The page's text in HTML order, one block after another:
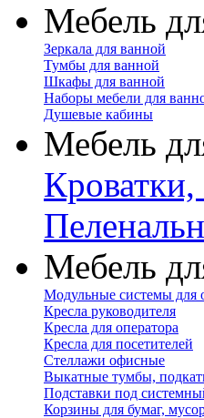
Мебель
Зеркала для ванной
Тумбы для ванной
Шкафы для ванной
Наборы мебели для
Душевые кабины
Мебель
Мебель
Модульные системы для
Кресла руководителя
Кресла для оператора
Кресла для посетителей
Стеллажи офисные
Выкатные тумбы,
Подставки под
Корзины для бумаг,